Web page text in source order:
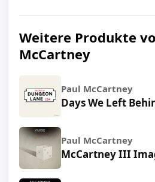
Weitere Produkte
McCartney
Paul McCartney
Days We Left
Paul McCartney
McCartney III